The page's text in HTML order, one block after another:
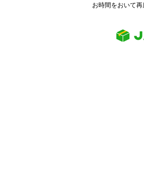
お時間をおいて